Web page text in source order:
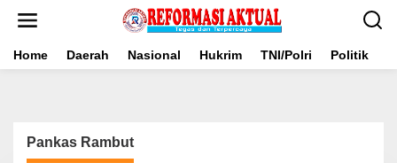
Home Daerah Nasional Hukrim TNI/Polri Politik
Pankas Rambut